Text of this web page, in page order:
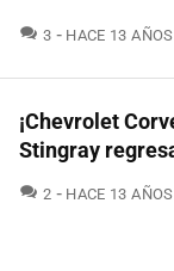
3 COMENTARIOS
HACE 13 AÑOS
¡Chevrolet
Stingray
2 COMENTARIOS
HACE 13 AÑOS